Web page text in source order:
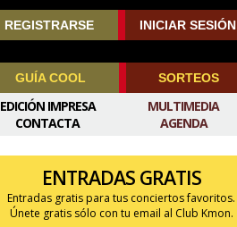
REGISTRARSE INICIAR SESIÓN
GUÍA COOL SORTEOS
MULTIMEDIA
AGENDA
EDICIÓN IMPRESA
CONTACTA
ENTRADAS GRATIS
Entradas gratis para tus conciertos favoritos.
Únete gratis sólo con tu email al Club Kmon.